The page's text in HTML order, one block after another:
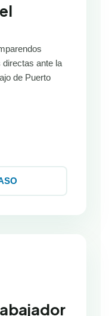
ante la
de Puerto